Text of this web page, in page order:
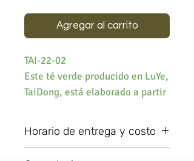
Agregar al carrito
TAI-22-02
Este té verde producido en LuYe,
TaiDong, está elaborado a partir
y herbácea.
Horario de entrega y costo